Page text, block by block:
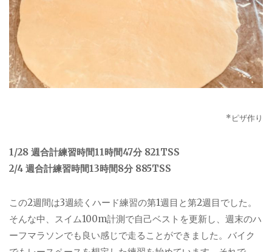
*ピザ作り
1/28 週合計練習時間11 時間47分 821TSS
2/4 週合計練習時間13時間8分 885TSS
この2週間は3週続くハード練習の第1週目と第2週目でした。
そんな中、スイム100m計測で自己ベストを更新し、週末のハ
ーフマラソンでも良い感じで走ることができました。バイク